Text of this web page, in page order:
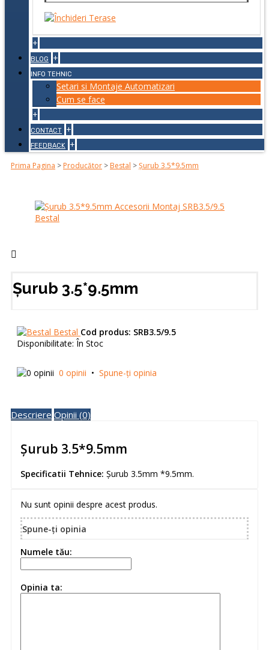
+
BLOG +
INFO TEHNIC
Setari si Montaje Automatizari
Cum se face
+
CONTACT +
FEEDBACK +
Prima Pagina > Producător > Bestal >Șurub 3.5*9.5mm
Șurub 3.5*9.5mm
Bestal Cod produs: SRB3.5/9.5
Disponibilitate: În Stoc
0 opinii • Spune-ţi opinia
Descriere Opinii (0)
Șurub 3.5*9.5mm
Specificatii Tehnice: Șurub 3.5mm *9.5mm.
Nu sunt opinii despre acest produs.
Spune-ţi opinia
Numele tău:
Opinia ta: